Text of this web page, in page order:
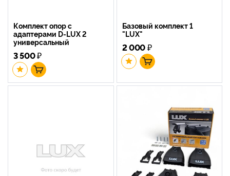
Комплект опор с
адаптерами D-LUX 2
универсальный
3 500₽
Базовый комплект 1
"LUX"
2 000₽